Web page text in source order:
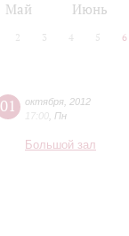
Май Июнь
2 3 4 5 6
01 октября 2012
17:00 Пн
Большой зал